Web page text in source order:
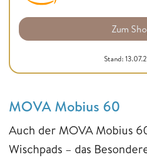
Zum
Stand:
MOVA Mobius 60
Auch der MOVA Mobius
Wischpads – das